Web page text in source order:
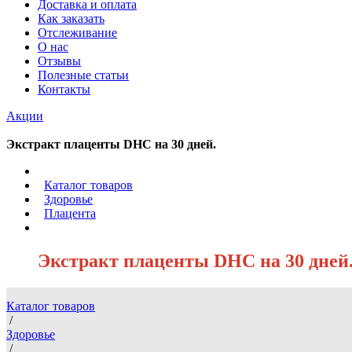
Доставка и оплата
Как заказать
Отслеживание
О нас
Отзывы
Полезные статьи
Контакты
Акции
Экстракт плаценты DHC на 30 дней.
Каталог товаров
Здоровье
Плацента
Экстракт плаценты DHC на 30
Каталог товаров
/
Здоровье
/